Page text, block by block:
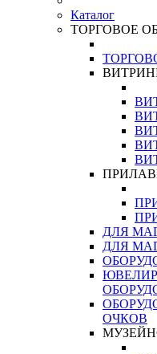
Каталог
ТОРГОВОЕ
ДЛЯ
ДЛЯ
ОЧКОВ